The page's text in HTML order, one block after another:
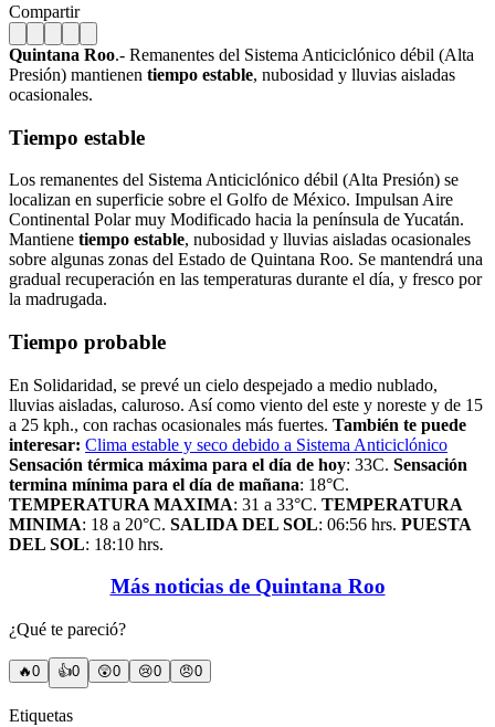
Compartir
Quintana Roo.- Remanentes del Sistema Anticiclónico débil (Alta
Presión) mantienen tiempo estable, nubosidad y lluvias aisladas
ocasionales.
Tiempo estable
Los remanentes del Sistema Anticiclónico débil (Alta Presión) se
localizan en superficie sobre el Golfo de México. Impulsan Aire
Continental Polar muy Modificado hacia la península de Yucatán.
Mantiene tiempo estable, nubosidad y lluvias aisladas ocasionales
sobre algunas zonas del Estado de Quintana Roo. Se mantendrá una
gradual recuperación en las temperaturas durante el día, y fresco por
la madrugada.
Tiempo probable
En Solidaridad, se prevé un cielo despejado a medio nublado,
lluvias aisladas, caluroso. Así como viento del este y noreste y de 15
a 25 kph., con rachas ocasionales más fuertes. También te puede
interesar: Clima estable y seco debido a Sistema Anticiclónico
Sensación térmica máxima para el día de hoy: 33C. Sensación
termina mínima para el día de mañana: 18°C.
TEMPERATURA MAXIMA: 31 a 33°C. TEMPERATURA
MINIMA: 18 a 20°C. SALIDA DEL SOL: 06:56 hrs. PUESTA
DEL SOL: 18:10 hrs.
Más noticias de Quintana Roo
¿Qué te pareció?
🔥0 👍0 😲0 😢0 😠0
Etiquetas